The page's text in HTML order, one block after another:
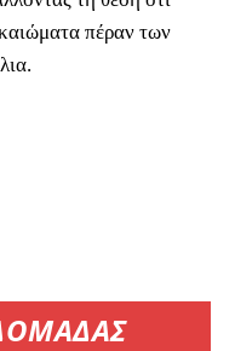
πέραν των